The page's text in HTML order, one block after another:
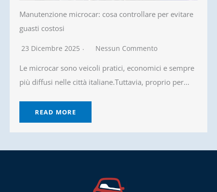
Manutenzione microcar: cosa controllare per evitare
guasti costosi
23 Dicembre 2025 Nessun Commento
Le microcar sono veicoli pratici, economici e sempre
più diffusi nelle città italiane.Tuttavia, proprio per...
READ MORE